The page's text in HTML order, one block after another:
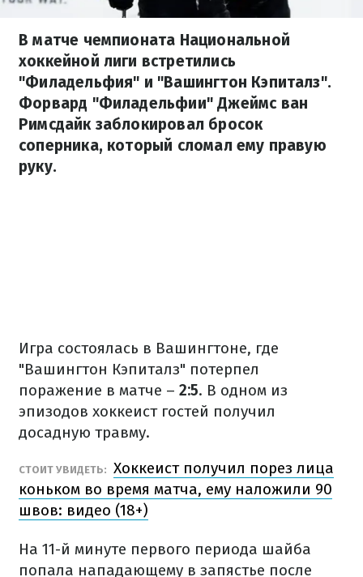
В матче чемпионата Национальной
хоккейной лиги встретились
"Филадельфия" и "Вашингтон Кэпиталз".
Форвард "Филадельфии" Джеймс ван
Римсдайк заблокировал бросок
соперника, который сломал ему правую
руку.
Игра состоялась в Вашингтоне, где
"Вашингтон Кэпиталз" потерпел
поражение в матче – 2:5. В одном из
эпизодов хоккеист гостей получил
досадную травму.
СТОИТ УВИДЕТЬ: Хоккеист получил порез лица
коньком во время матча, ему наложили 90
швов: видео (18+)
На 11-й минуте первого периода шайба
попала нападающему в запястье после